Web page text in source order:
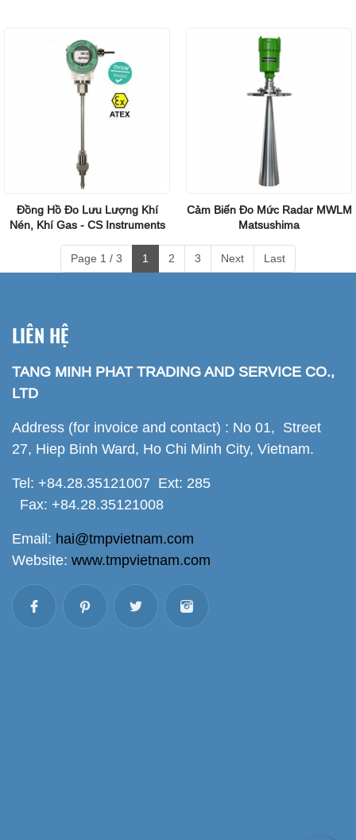
Đồng Hồ Đo Lưu Lượng Khí
Nén, Khí Gas - CS Instruments
Cảm Biến Đo Mức Radar MWLM
Matsushima
Page 1 / 3 1 2 3 Next Last
LIÊN HỆ
TANG MINH PHAT TRADING AND SERVICE CO.,
LTD
Address (for invoice and contact) : No 01, Street
27, Hiep Binh Ward, Ho Chi Minh City, Vietnam.
Tel: +84.28.35121007 Ext: 285
Fax: +84.28.35121008
Email: hai@tmpvietnam.com
Website: www.tmpvietnam.com